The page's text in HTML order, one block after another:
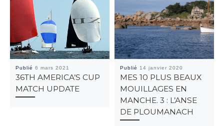
Publié6 mars 2021
36TH AMERICA’S CUP
MATCH UPDATE
Publié 14 janvier 2020
MES 10 PLUS BEAUX
MOUILLAGES EN
MANCHE. 3 : L’ANSE
DE PLOUMANACH